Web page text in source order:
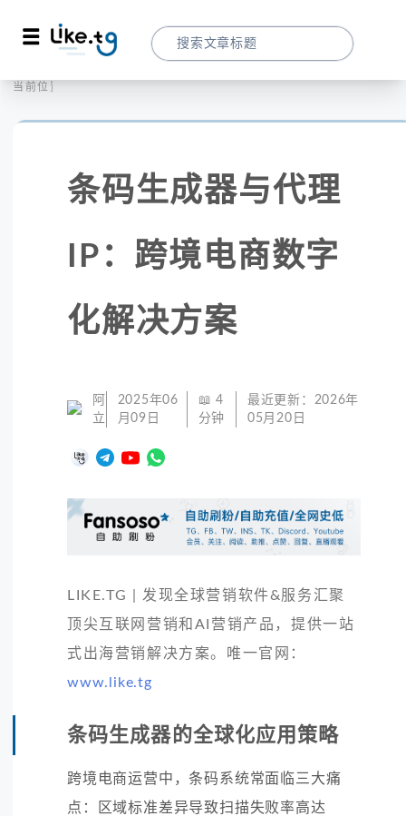
当前位置：
条码生成器与代理
IP：跨境电商数字
化解决方案
阿
立
2025年06
月09日
📖 4
分钟
最近更新： 2026年
05月20日
LIKE.TG | 发现全球营销软件&服务汇聚
顶尖互联网营销和AI营销产品，提供一站
式出海营销解决方案。唯一官网：
www.like.tg
条码生成器的全球化应用策略
跨境电商运营中，条码系统常面临三大痛
点：区域标准差异导致扫描失败率高达